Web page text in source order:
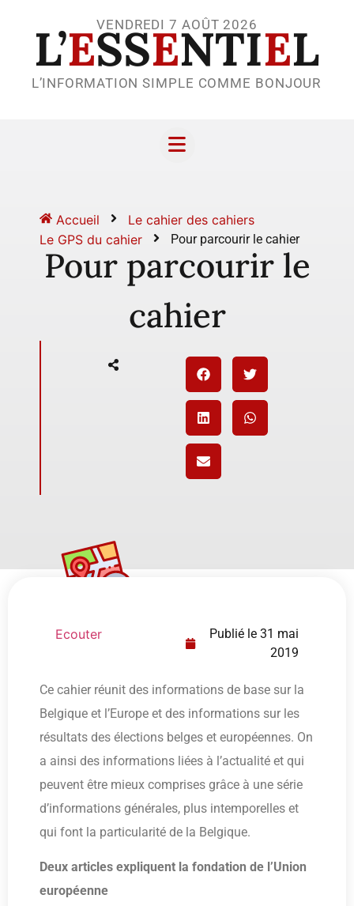
VENDREDI 7 AOÛT 2026
L’ESSENTIEL
L’INFORMATION SIMPLE COMME BONJOUR
Accueil
Le cahier des cahiers
Le GPS du cahier
Pour parcourir le cahier
Pour parcourir le
cahier
Ecouter Publié le 31 mai
2019
Ce cahier réunit des informations de base sur la
Belgique et l’Europe et des informations sur les
résultats des élections belges et européennes. On
a ainsi des informations liées à l’actualité et qui
peuvent être mieux comprises grâce à une série
d’informations générales, plus intemporelles et
qui font la particularité de la Belgique.
Deux articles expliquent la fondation de l’Union
européenne